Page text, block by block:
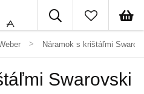
Náramok s krištáľmi
Swarovski